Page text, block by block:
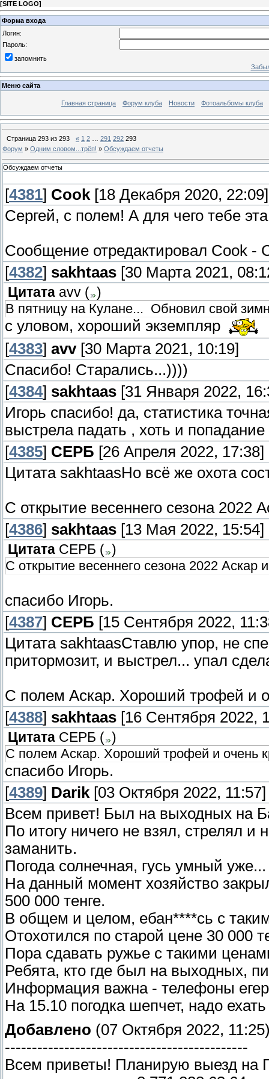
[SITE LOGO]
Форма входа
Логин:
Пароль:
запомнить
Меню сайта
Главная страница Форум клуба Новости Фотоальбомы клуба
Страница 293 из 293 « 1 2 291 292 293
Форум » Одним словом...трёп! » Обсуждаем отчеты
Обсуждаем отчеты
[4381] Cook [18 Декабря 2020, 22:09]
Сергей, с полем! А для чего тебе
Сообщение отредактировал Cook -
[4382] sakhtaas [30 Марта 2021,
Цитата avv ( )
В пятницу на Кулане... Обновил свой
с уловом, хороший экземпляр
[4383] avv[30 Марта 2021, 10:19]
Спасибо! Старались...))))
[4384] sakhtaas [31 Января 2022,
Игорь спасибо! да, статистика
выстрела падать , хоть и попадание
[4385] СЕРБ [26 Апреля 2022, 17:38]
Цитата sakhtaasНо всё же охота
С открытие весеннего сезона 2022
[4386] sakhtaas [13 Мая 2022, 15:54]
Цитата СЕРБ ( )
С открытие весеннего сезона 2022 Аскар
спасибо Игорь.
[4387] СЕРБ [15 Сентября 2022,
Цитата sakhtaasСтавлю упор, не
притормозит, и выстрел... упал
С полем Аскар. Хороший трофей и
[4388] sakhtaas [16 Сентября 2022,
Цитата СЕРБ ( )
С полем Аскар. Хороший трофей и очень
спасибо Игорь.
[4389] Darik [03 Октября 2022, 11:57]
Всем привет! Был на выходных на
По итогу ничего не взял, стрелял
заманить.
Погода солнечная, гусь умный уже...
На данный момент хозяйство
500 000 тенге.
В общем и целом, ебан****сь с
Отохотился по старой цене 30 000
Пора сдавать ружье с такими
Ребята, кто где был на выходных,
Информация важна - телефоны
На 15.10 погодка шепчет, надо
Добавлено (07 Октября 2022,
---------------------------------------------
Всем приветы! Планирую выезд на